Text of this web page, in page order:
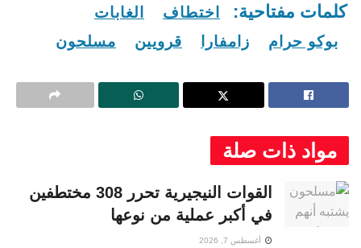
كلمات مفتاحية: اختطاف
الغابات
بوكو حرام
زامفارا قرويين مسلحون
مواد ذات صلة
القوات النيجيرية تحرر 308 مختطفين
في أكبر عملية من نوعها
أغسطس 7, 2026